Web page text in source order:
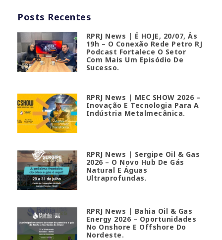
Posts Recentes
RPRJ News | É HOJE, 20/07, Às
19h – O Conexão Rede Petro RJ
Podcast Fortalece O Setor
Com Mais Um Episódio De
Sucesso.
RPRJ News | MEC SHOW 2026 –
Inovação E Tecnologia Para A
Indústria Metalmecânica.
RPRJ News | Sergipe Oil & Gas
2026 – O Novo Hub De Gás
Natural E Águas
Ultraprofundas.
RPRJ News | Bahia Oil & Gas
Energy 2026 – Oportunidades
No Onshore E Offshore Do
Nordeste.